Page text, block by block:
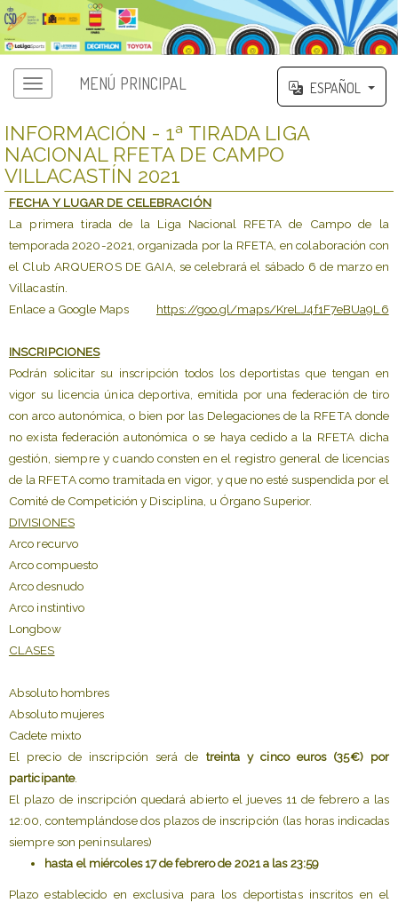
MENÚ PRINCIPAL ESPAÑOL
INFORMACIÓN - 1ª TIRADA LIGA
NACIONAL RFETA DE CAMPO
VILLACASTÍN 2021
FECHA Y LUGAR DE CELEBRACIÓN
La primera tirada de la Liga Nacional RFETA de Campo de la
temporada 2020-2021, organizada por la RFETA, en colaboración con
el Club ARQUEROS DE GAIA, se celebrará el sábado 6 de marzo en
Villacastín.
Enlace a Google Maps https://goo.gl/maps/KreLJ4f1F7eBUa9L6
INSCRIPCIONES
Podrán solicitar su inscripción todos los deportistas que tengan en
vigor su licencia única deportiva, emitida por una federación de tiro
con arco autonómica, o bien por las Delegaciones de la RFETA donde
no exista federación autonómica o se haya cedido a la RFETA dicha
gestión, siempre y cuando consten en el registro general de licencias
de la RFETA como tramitada en vigor, y que no esté suspendida por el
Comité de Competición y Disciplina, u Órgano Superior.
DIVISIONES
Arco recurvo
Arco compuesto
Arco desnudo
Arco instintivo
Longbow
CLASES
Absoluto hombres
Absoluto mujeres
Cadete mixto
El precio de inscripción será de treinta y cinco euros (35€) por
participante.
El plazo de inscripción quedará abierto el jueves 11 de febrero a las
12:00, contemplándose dos plazos de inscripción (las horas indicadas
siempre son peninsulares)
hasta el miércoles 17 de febrero de 2021 a las 23:59
Plazo establecido en exclusiva para los deportistas inscritos en el